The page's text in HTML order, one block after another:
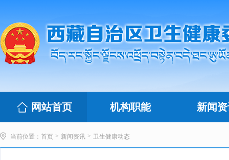
网站首页 机构职能 新闻
当前位置： 首页 > 新闻资讯 > 卫生健康动态